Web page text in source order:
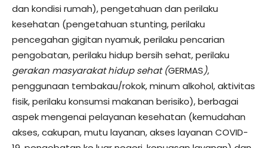
dan kondisi rumah), pengetahuan dan perilaku
kesehatan (pengetahuan stunting, perilaku
pencegahan gigitan nyamuk, perilaku pencarian
pengobatan, perilaku hidup bersih sehat, perilaku
gerakan masyarakat hidup sehat (GERMAS),
penggunaan tembakau/rokok, minum alkohol, aktivitas
fisik, perilaku konsumsi makanan berisiko), berbagai
aspek mengenai pelayanan kesehatan (kemudahan
akses, cakupan, mutu layanan, akses layanan COVID-